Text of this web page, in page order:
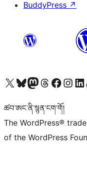
BuddyPress ↗
Visit our X (formerly Twitter) account
Visit our Bluesky account
Visit our Mastodon account
Visit our Threads account
Visit our Facebook page
Visit ourVisit
ཚབ་ཨང་ནི་སྙན་ངག་གོ།
The WordPress®
of the WordPress